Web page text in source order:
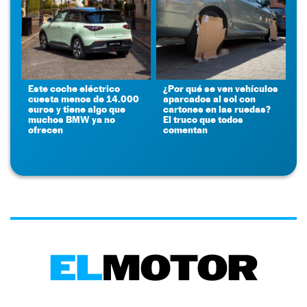
Este coche eléctrico
cuesta menos de 14.000
euros y tiene algo que
muchos BMW ya no
ofrecen
¿Por qué se ven vehículos
aparcados al sol con
cartones en las ruedas?
El truco que todos
comentan